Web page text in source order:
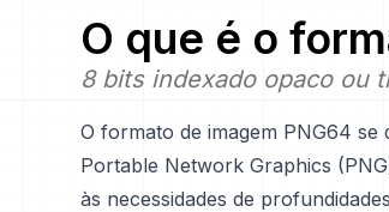
O que é o
8 bits indexado opaco ou
O formato de imagem PNG64
Portable Network Graphics
às necessidades de